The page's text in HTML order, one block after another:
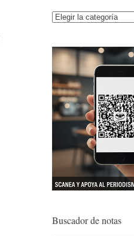
Categorías
Buscador de notas